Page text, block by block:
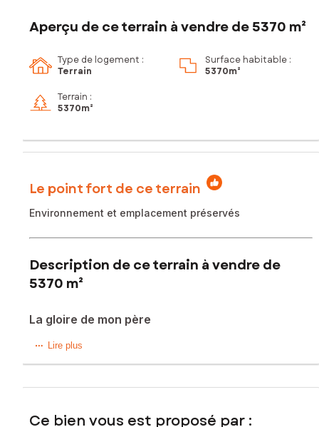
Aperçu de ce terrain à vendre de 5370 m²
Type de logement :
Terrain
Surface habitable :
5 370m²
Terrain :
5 370m²
Le point fort de ce terrain
Environnement et emplacement préservés
Description de ce terrain à vendre de
5370 m²
La gloire de mon père
Situé sur les hauteurs de Lodève, dans un environnement
raccordement aux réseaux), complété d'une terrasse, un
atelier), pour un pied à terre clé en main en pleine nature
Lire plus
Ce bien vous est proposé par :